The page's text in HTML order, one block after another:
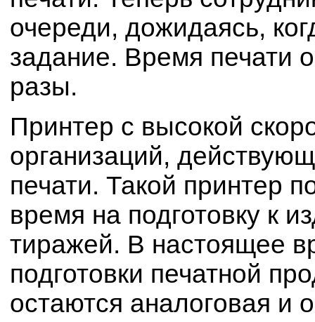
очереди, дожидаясь,
задание. Время печати
разы.
Принтер с высокой
организаций,
печати. Такой принтер
время на подготовку к
тиражей. В настоящее
подготовки печатной
остаются аналоговая и